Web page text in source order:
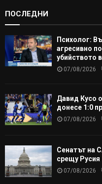
ПОСЛЕДНИ
Психолог:
агресивно
убийството
07/08/2026
Давид Кусо
донесе 1:0
07/08/2026
Сенатът на
срещу Русия
07/08/2026